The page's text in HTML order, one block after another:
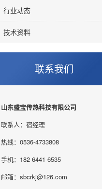
行业动态
技术资料
联系我们
山东盛宝传热科技有限公司
联系人：宿经理
热线：0536-4733808
手机：182 6441 6535
邮箱：sbcrkj@126.com